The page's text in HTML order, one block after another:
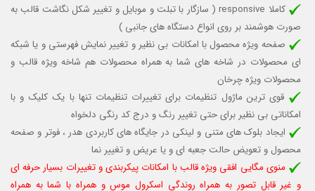
کاملا responsive (
سازگار با تبلت و موبایل و تغییر شکل نگاشت قالب به
صورت هوشمند بر روی انواع دستگاه های جانبی )
صفحه ویژه محصول با امکانات بی نظیر و تغییر نمایش فهرستی و یا شبکه
ای محصولات در شاخه های شما به همراه محصولات هم شاخه ویژه قالب و
محصولات ویژه چرخان
قوی ترین ماژول تنظیمات برای تغییرات تنظیمات تنها با یک کلیک و با
امکاناتی بی نظیر برای حتی تغییر رنگ و درج کد رنگی دلخواه
ایجاد بلوک های متنی و لینکی در جایگاه های کاربردی هدر ، فوتر و صفحه
محصول و تعویض حالت جعبه ای و یا عریض و تغییر نما
منوی مگایی افقی ویژه قالب با امکانات پیکربندی و تغییرات بسیار حرفه ای
و غیر قابل تصور به همراه روندگی اسکرول موس و همراه با شما به همراه